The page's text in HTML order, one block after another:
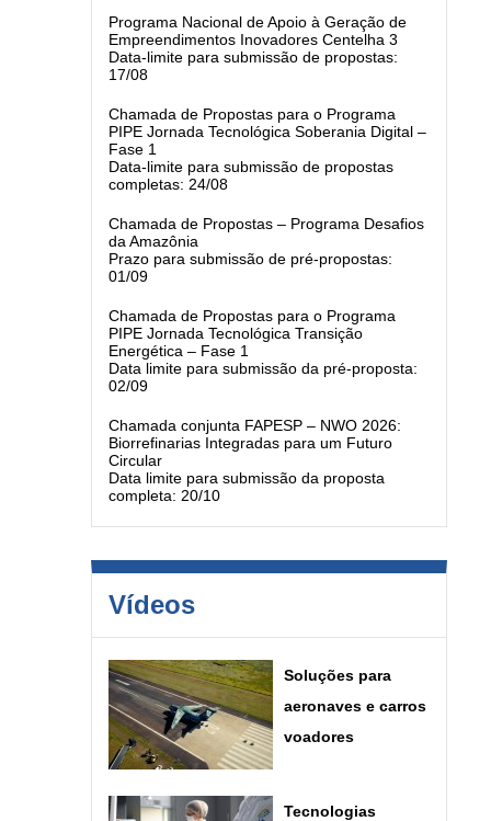
Programa Nacional de Apoio à Geração de
Empreendimentos Inovadores Centelha 3
Data-limite para submissão de propostas:
17/08
Chamada de Propostas para o Programa
PIPE Jornada Tecnológica Soberania Digital –
Fase 1
Data-limite para submissão de propostas
completas: 24/08
Chamada de Propostas – Programa Desafios
da Amazônia
Prazo para submissão de pré-propostas:
01/09
Chamada de Propostas para o Programa
PIPE Jornada Tecnológica Transição
Energética – Fase 1
Data limite para submissão da pré-proposta:
02/09
Chamada conjunta FAPESP – NWO 2026:
Biorrefinarias Integradas para um Futuro
Circular
Data limite para submissão da proposta
completa: 20/10
Vídeos
Soluções para
aeronaves e carros
voadores
Tecnologias